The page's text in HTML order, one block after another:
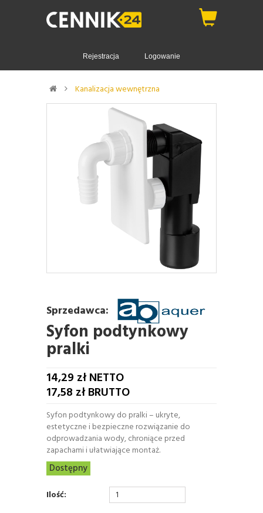
Rejestracja Logowanie
Kanalizacja wewnętrzna
Sprzedawca:
Syfon podtynkowy
pralki
14,29 zł NETTO
17,58 zł BRUTTO
Syfon podtynkowy do pralki – ukryte,
estetyczne i bezpieczne rozwiązanie do
odprowadzania wody, chroniące przed
zapachami i ułatwiające montaż.
Dostępny
Ilość: